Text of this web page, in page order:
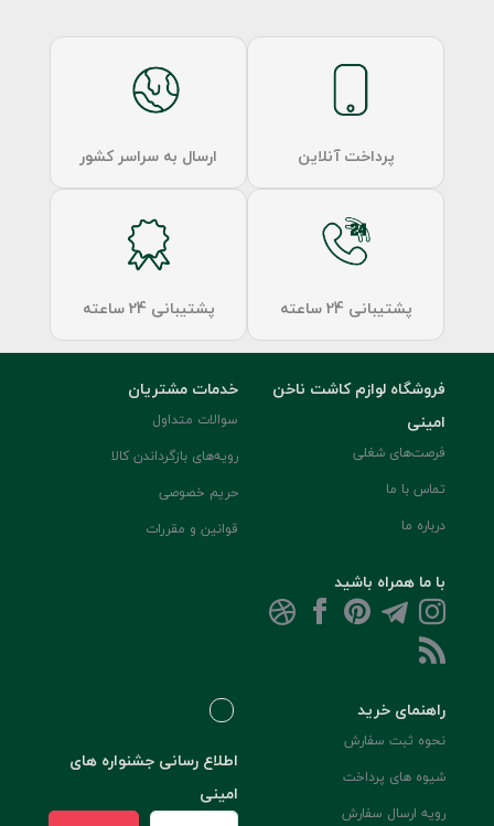
پرداخت آنلاین ارسال به سراسر کشور
پشتیبانی 24 ساعته پشتیبانی 24 ساعته
فروشگاه لوازم کاشت ناخن
امینی
فرصت‌های شغلی
تماس با ما
درباره ما
با ما همراه باشید
خدمات مشتریان
سوالات متداول
رویه‌های بازگرداندن کالا
حریم خصوصی
قوانین و مقررات
راهنمای خرید
نحوه ثبت سفارش
شیوه های پرداخت
رویه ارسال سفارش
اطلاع رسانی جشنواره های
امینی